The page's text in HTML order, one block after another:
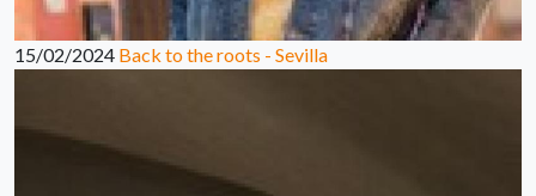
15/02/2024 Back to the roots - Sevilla